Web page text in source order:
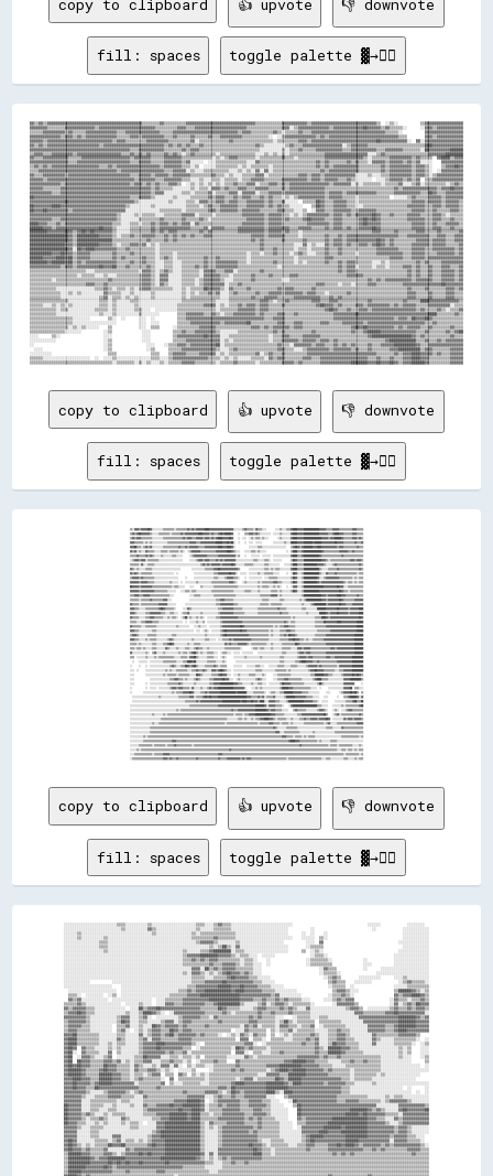
fill: spaces toggle palette ▓→✊🏽
▓▓▒▒▓▓▒▒▓▓▓▓▓▓▓▓▓▓▓▓▓▓▓▓▓▓▓▓▓▓▓▓▓▓▓▓▓▓▓▓▓▓▓▓▓▓▓▓▓▓▓▓▒▒▒▒▒▒▒▒▓▓▒▒▒▒▒▒▒▒▒▒▓▓▓▓▓▓▓▓▓▓▓▓▓▓▓▓▓▓▓▓▓▓▓▓▓▓▓▓▓▓▓▓▒▒▒▒▒▒▒▒▒▒▒▒▓▓▓▓▓▓▓▓▓▓▓▓▒▒▓▓▓▓▓▓▓▓▓▓▓▓▓▓▓▓▓▓▓▓▓▓▓▓▓▓▓▓▓▓▒▒  ░░▒▒░░          ▒▒▓▓▓▓▓▓▓▓▓▓▓▓▓▓▓▓▓▓
▓▓▓▓▓▓▓▓▒▒▒▒▒▒▒▒▓▓▓▓▓▓▓▓▓▓▓▓▓▓▒▒▓▓▓▓▓▓▓▓▓▓▓▓▓▓▓▓▓▓▓▓▓▓▓▓▓▓▒▒▒▒▒▒▒▒▒▒▓▓▓▓▒▒▒▒▓▓▓▓▓▓▓▓▓▓▓▓▓▓▓▓▓▓▓▓▓▓▓▓▒▒▒▒▒▒▒▒▒▒▒▒▒▒▒▒▓▓▓▓░░▒▒▓▓▓▓▓▓▓▓▓▓▓▓▓▓▒▒▓▓▓▓▓▓▓▓▓▓▓▓▓▓██▓▓▓▓▓▓▒▒▓▓▒▒▒▒▒▒░░      ░░▓▓▓▓▒▒▓▓▓▓▓▓▓▓▓▓▓▓
▒▒▒▒▒▒▓▓▓▓▓▓▓▓▓▓▒▒▓▓▒▒▒▒▒▒▓▓▓▓▓▓▓▓▓▓▓▓▓▓▒▒▒▒▓▓▓▓▓▓▓▓▓▓▓▓▓▓▓▓▒▒▒▒▒▒▓▓▓▓▓▓▓▓▓▓▓▓▓▓▓▓▓▓▓▓▓▓▓▓▓▓▓▓▓▓▒▒▓▓▓▓▒▒▒▒▒▒▒▒▒▒▓▓▒▒░░▒▒▒▒▒▒▓▓▒▒▒▒▓▓▓▓▓▓▓▓▓▓▓▓▓▓▓▓▓▓▓▓▓▓▓▓▓▓▓▓▓▓▓▓▓▓▒▒▒▒▒▒░░          ▓▓▓▓▓▓▓▓▓▓▓▓▓▓▓▓▓▓
▓▓▓▓▓▓▓▓▓▓▓▓▓▓▒▒▓▓▓▓▒▒▓▓▒▒▓▓▓▓▓▓▓▓▓▓▓▓▓▓▒▒▒▒▒▒▓▓▓▓▒▒▓▓▓▓▓▓▓▓▓▓▒▒▒▒▓▓▒▒▒▒▒▒▓▓▒▒▒▒▒▒▓▓▒▒▒▒▓▓▓▓▓▓▓▓▓▓▒▒▒▒▒▒▒▒▒▒▒▒░░  ░░▒▒▓▓▓▓▓▓▓▓▓▓▓▓▓▓▒▒▓▓▒▒▓▓▓▓▓▓▓▓▓▓▓▓▓▓▓▓▓▓▓▓▓▓▓▓▓▓▓▓▓▓▓▓▒▒▒▒        ▓▓▓▓▒▒▓▓▓▓▓▓▓▓▓▓▓▓
▓▓▓▓▓▓▒▒▓▓▓▓▓▓▓▓▓▓▓▓▓▓▓▓▓▓▓▓▓▓▓▓▓▓▓▓▓▓▒▒▓▓▓▓▒▒▒▒▒▒▒▒▒▒▓▓▓▓▓▓▓▓▓▓▒▒▒▒▒▒▒▒▒▒▓▓░░▒▒▒▒▒▒▒▒▒▒▒▒▒▒▓▓▒▒▒▒▒▒▒▒▒▒▒▒▒▒▒▒▒▒░░▒▒▒▒▒▒▒▒▒▒▓▓▓▓▒▒▓▓▓▓▓▓▓▓▓▓▓▓▓▓▓▓▓▓▓▓▓▓▓▓▓▓▓▓▓▓██▓▓▓▓▓▓▓▓▓▓▓▓░░  ▓▓░░▓▓▓▓▓▓▓▓▓▓▓▓▓▓▓▓▓▓
▓▓▒▒▓▓▒▒▓▓▓▓▓▓▓▓▓▓▓▓▓▓▓▓▓▓▓▓▓▓▓▓▒▒▓▓▓▓▓▓▓▓▓▓▓▓▓▓▓▓▓▓▓▓▓▓▓▓▓▓▓▓▒▒▓▓▒▒▓▓▒▒▓▓▒▒▒▒▓▓▒▒▒▒▒▒▒▒▒▒▒▒▒▒▒▒▒▒▒▒▒▒▒▒▓▓▒▒░░░░░░░░░░▒▒▓▓▒▒▒▒▓▓▓▓▓▓▓▓▓▓▓▓▓▓▓▓▓▓░░▒▒▓▓▓▓▓▓▓▓▒▒▒▒▒▒▒▒▒▒▒▒▒▒▒▒▒▒▒▒▒▒▒▒▒▒████▓▓▓▓▓▓▓▓▓▓▓▓▓▓
▓▓▓▓▓▓▓▓▓▓▓▓▓▓▓▓▓▓▓▓▓▓▓▓▓▓▓▓▓▓▓▓▓▓▓▓▓▓▓▓▓▓▓▓▓▓▒▒▒▒▓▓▓▓▓▓▓▓▓▓▓▓▒▒▒▒▒▒▒▒▓▓▒▒▓▓▓▓▒▒▒▒▒▒▒▒▒▒▒▒▒▒▒▒▒▒▒▒▒▒▒▒▒▒▒▒░░░░░░░░░░▒▒░░▒▒▒▒▓▓▒▒▒▒▒▒▓▓▓▓▓▓▓▓▓▓▓▓▒▒▒▒▓▓▓▓▓▓▓▓▓▓▓▓▒▒▒▒▓▓▓▓▓▓▓▓▒▒▒▒▒▒▒▒░░██▓▓▓▓▓▓▓▓▓▓██████
▒▒▓▓▓▓▒▒▒▒▓▓▓▓▓▓▓▓▓▓▒▒▓▓▓▓▓▓▓▓▓▓▓▓▓▓▓▓▓▓▓▓▒▒▒▒▓▓▒▒▓▓▒▒▓▓▒▒▒▒▒▒▓▓▒▒▓▓▒▒░░▒▒▓▓▒▒▒▒▒▒▒▒▒▒░░▒▒▒▒▒▒▒▒▒▒▒▒▒▒▒▒░░░░▒▒░░▒▒░░▒▒░░▒▒▒▒▒▒▒▒▒▒▒▒▒▒▒▒▓▓▓▓▓▓▓▓▓▓▓▓▓▓▓▓▓▓▓▓░░░░▒▒▓▓▒▒▒▒▒▒▒▒▒▒▒▒▒▒▒▒▒▒▒▒▓▓▓▓▓▓▓▓████████
▓▓▒▒▒▒▓▓▓▓▓▓▓▓▓▓▓▓▒▒▒▒▒▒▓▓▓▓▓▓▓▓▓▓▓▓▓▓▓▓▓▓▓▓▓▓▒▒▓▓▓▓▓▓▓▓▒▒▒▒▒▒▓▓▓▓▓▓▓▓▒▒▒▒▒▒▒▒▒▒▒▒▒▒░░▒▒░░▒▒▓▓▓▓▒▒▒▒▒▒▒▒░░▒▒▒▒▒▒▒▒▒▒▓▓▒▒▒▒░░▒▒▒▒▒▒▒▒▒▒▒▒▓▓▓▓▓▓▓▓▓▓▓▓▓▓▓▓▓▓▒▒░░▒▒▒▒▒▒▒▒▓▓▓▓▓▓▓▓▓▓▒▒▓▓▒▒▒▒▒▒  ▓▓████▒▒▓▓▓▓
▓▓▓▓▓▓▓▓▓▓▓▓▓▓▓▓▓▓▒▒▒▒▓▓▓▓▓▓▓▓▓▓▓▓▓▓▓▓▓▓▓▓▓▓▓▓▒▒▒▒▓▓▓▓▓▓▒▒▒▒▒▒▓▓▓▓▓▓▓▓▒▒▓▓░░░░░░  ░░░░▒▒▒▒▒▒▒▒▒▒▒▒▒▒░░░░▓▓▒▒▒▒▒▒▒▒▒▒▒▒▒▒▒▒▒▒▒▒▒▒▒▒▒▒▓▓▒▒▓▓▒▒▒▒▒▒▒▒▓▓▒▒▓▓▒▒▒▒░░▓▓▓▓▓▓▒▒▓▓▓▓▓▓▒▒▓▓▒▒▓▓░░░░░░    ▓▓▓▓▓▓▓▓▓▓
▒▒▓▓▒▒▓▓▒▒▓▓▓▓▓▓▓▓▓▓▓▓▓▓▓▓▓▓▓▓▓▓▒▒▒▒▓▓▒▒▓▓▓▓▓▓▓▓▓▓▓▓▓▓▓▓▓▓▓▓▒▒▓▓▓▓▓▓▓▓▒▒▒▒░░▒▒  ░░░░░░▒▒▒▒▒▒▒▒▒▒░░▒▒░░▒▒▒▒▒▒▒▒░░▒▒▒▒▒▒▒▒▒▒▒▒▒▒▒▒▒▒▒▒▓▓▒▒▓▓▒▒▓▓▓▓▓▓▓▓▓▓▓▓▒▒▒▒▒▒▒▒▒▒▓▓▒▒▓▓▓▓▓▓▓▓▓▓▒▒▓▓▓▓▒▒░░    ▒▒▓▓▓▓██▓▓
▒▒▒▒▓▓▓▓▓▓▓▓▓▓▓▓▓▓▓▓▓▓▓▓▓▓▓▓▓▓▓▓▓▓▓▓▓▓▓▓▒▒▓▓▓▓▓▓▓▓▓▓▓▓▓▓▓▓▓▓▓▓▒▒▒▒▓▓▓▓▓▓░░▒▒░░░░▒▒▒▒▒▒▒▒▒▒▒▒░░░░▒▒░░▒▒░░▓▓░░▓▓░░▒▒▒▒▒▒▒▒▒▒▒▒▒▒▒▒▒▒▒▒▒▒▓▓▒▒▓▓▓▓▓▓▓▓▓▓▓▓▓▓▒▒▒▒▒▒▒▒▒▒▓▓▒▒▓▓▓▓▓▓▓▓▓▓▒▒▓▓▓▓▒▒░░  ░░▓▓▓▓▓▓▓▓▓▓
▓▓▒▒▒▒▓▓▓▓▓▓▓▓▓▓▒▒▓▓▓▓▓▓▓▓▓▓▓▓▓▓▓▓▓▓▓▓▓▓▓▓▓▓▓▓▒▒▒▒▓▓▓▓▓▓▒▒▓▓▓▓▓▓▒▒▓▓▓▓▓▓▓▓▒▒▒▒▒▒▒▒▒▒▓▓▒▒▒▒░░▒▒░░░░▒▒▒▒▒▒▓▓▓▓░░▒▒▒▒▒▒▒▒▒▒▒▒▒▒▓▓▓▓▒▒▓▓▓▓▒▒▓▓▓▓▓▓▓▓▓▓▓▓▓▓░░░░░░▒▒░░░░▒▒▒▒▓▓▓▓▓▓▓▓▓▓▒▒▓▓▓▓▒▒░░▒▒▓▓▓▓▓▓▓▓▓▓▓▓
▓▓▓▓▓▓▒▒▓▓▓▓▓▓▓▓▓▓▓▓▓▓▓▓▓▓▓▓▓▓▓▓▓▓▓▓▓▓▓▓▓▓▓▓▓▓▓▓▒▒▓▓▓▓▓▓▓▓▒▒▒▒▓▓▓▓▓▓▓▓▒▒▒▒░░░░▒▒░░░░▒▒▒▒░░▒▒▒▒▒▒░░▒▒▒▒▓▓▓▓▓▓▒▒▒▒▒▒▒▒▓▓▓▓▓▓▓▓▓▓▓▓▒▒▓▓▓▓▒▒▓▓▓▓▓▓▒▒▒▒▓▓▒▒░░░░░░░░  ░░░░▒▒▓▓▓▓▓▓▒▒▓▓▒▒▓▓  ▒▒▒▒▓▓▓▓▓▓▓▓▓▓▓▓▓▓
▓▓▓▓▓▓▓▓▓▓▓▓▓▓▒▒▓▓▓▓▓▓▓▓▓▓▓▓▓▓▓▓▓▓▓▓▓▓▓▓▓▓▓▓▓▓▒▒▓▓▓▓▒▒▓▓▒▒▓▓▒▒▒▒▓▓▓▓▒▒  ░░▒▒░░▒▒░░▒▒░░▒▒░░▒▒▒▒▓▓▒▒▒▒▓▓▓▓░░▒▒▒▒▓▓▓▓▒▒▓▓▒▒▓▓▓▓▓▓▓▓▓▓▓▓▓▓▓▓▓▓▒▒▓▓▓▓▓▓▓▓░░▒▒░░▒▒▒▒▒▒▒▒░░▒▒▒▒▒▒▓▓░░░░▒▒▓▓░░▒▒▒▒▒▒▒▒▒▒░░▒▒▓▓▒▒
▓▓▓▓▓▓▒▒▒▒▒▒▒▒▓▓▓▓▓▓▓▓▓▓▓▓▓▓▓▓▓▓▓▓▓▓▓▓▓▓▓▓▓▓▓▓▓▓▓▓▓▓▓▓▓▓▒▒▓▓▒▒▒▒▒▒░░░░░░░░▒▒░░▒▒▒▒░░▓▓▓▓▒▒▓▓▒▒▒▒▓▓▓▓▒▒▒▒▓▓▓▓▓▓▒▒▒▒▒▒▓▓▒▒▓▓▓▓▓▓▓▓▓▓▓▓▓▓▓▓▒▒▒▒▒▒▒▒▒▒▒▒▒▒▒▒▒▒▒▒▒▒▒▒▒▒▒▒▒▒▒▒▓▓▒▒▓▓▓▓▓▓▓▓▓▓▓▓▓▓▓▓▒▒▓▓▓▓██▓▓▓▓
▓▓▓▓▓▓▓▓▓▓▒▒▒▒▓▓▓▓▓▓▓▓▓▓▓▓▓▓▓▓▓▓▓▓▓▓▓▓▓▓▓▓▓▓▓▓▓▓▓▓▓▓▓▓▓▓▒▒▓▓▓▓░░░░░░░░▒▒▒▒░░▒▒▒▒▒▒▓▓░░▒▒▒▒▒▒▓▓▓▓░░▓▓▓▓▓▓░░▒▒▒▒▓▓▓▓▓▓▒▒▓▓▓▓▓▓▓▓▓▓▓▓▓▓▓▓▓▓▒▒▓▓▓▓▓▓▒▒▓▓▓▓▓▓▓▓▓▓▓▓▓▓▒▒▒▒▒▒▒▒▓▓▓▓▓▓▓▓▓▓▓▓▒▒▒▒██▓▓▒▒▒▒▓▓▓▓▓▓▓▓
██▓▓▓▓▓▓▓▓▓▓▓▓▓▓▓▓▓▓▓▓▓▓▓▓▓▓▓▓▓▓▓▓▓▓▓▓▓▓▓▓▓▓▓▓▒▒▒▒▓▓▓▓▓▓▒▒░░░░░░░░▒▒░░░░░░▒▒▒▒▒▒▒▒▓▓▒▒▓▓▓▓▒▒▒▒▓▓▒▒▓▓▓▓▒▒▒▒▓▓▒▒▓▓▒▒▒▒░░▒▒░░▒▒▓▓▓▓▓▓▓▓▓▓▓▓▒▒▓▓▓▓▓▓▒▒▒▒▒▒░░▒▒▒▒▒▒▒▒▒▒▒▒▒▒  ░░░░░░▒▒▓▓▒▒▒▒▒▒▓▓▓▓▓▓▒▒▓▓▓▓▓▓▓▓
▓▓▓▓▓▓▓▓▓▓▓▓▓▓▓▓██▓▓▓▓▓▓▓▓▓▓▓▓▓▓▓▓▓▓▓▓▓▓▓▓▓▓▓▓▓▓▒▒░░░░░░░░░░░░░░▒▒░░░░░░▒▒▒▒░░▓▓▓▓▒▒▒▒▓▓▓▓▒▒▓▓▓▓▒▒▒▒▓▓▓▓▓▓▓▓▒▒▓▓▒▒▒▒▓▓░░░░░░  ▒▒▒▒▒▒██▓▓▒▒▒▒▓▓▓▓▓▓▒▒▒▒░░▒▒▒▒▒▒▒▒▒▒▒▒▒▒▒▒▒▒▒▒▒▒▒▒▓▓▓▓▓▓▒▒▓▓▓▓▓▓▒▒▓▓▓▓▓▓▒▒
██▓▓▓▓▓▓▓▓████▓▓▓▓▓▓▓▓▓▓▓▓▓▓▓▓▓▓▓▓▓▓▓▓▓▓▓▓▓▓▒▒░░░░░░░░░░▒▒░░░░░░░░░░░░░░▒▒▒▒▒▒░░▒▒▓▓▒▒▒▒▓▓▓▓▓▓▓▓▒▒▒▒▓▓▓▓▓▓▓▓▒▒▓▓▒▒▓▓▒▒▒▒░░░░░░    ▒▒██▓▓▒▒▒▒▓▓▓▓▓▓▒▒▒▒░░░░▒▒▒▒▒▒▒▒▒▒▒▒▒▒▒▒▒▒▒▒▓▓▓▓▓▓▓▓▒▒▒▒▓▓▓▓▒▒▓▓▓▓▓▓▒▒
██▓▓▓▓██▓▓▓▓▓▓▓▓▓▓▒▒▓▓▓▓▓▓▓▓▓▓▓▓▓▓▓▓▓▓▓▓▓▓▓▓░░░░░░░░░░░░░░░░▒▒▒▒▒▒▒▒▒▒░░▒▒▒▒▒▒▒▒▒▒▓▓▓▓▒▒▓▓▓▓▓▓▓▓▒▒▓▓▓▓▓▓▓▓▒▒▒▒▒▒▒▒▓▓▓▓▒▒▒▒░░░░▒▒  ░░▓▓▓▓▒▒▒▒▓▓▓▓▓▓▓▓▒▒▒▒▓▓▓▓▓▓▓▓▒▒▒▒▒▒▒▒▒▒▒▒▒▒▒▒▓▓▓▓▓▓▒▒▒▒▓▓▒▒▒▒▒▒▓▓▓▓▒▒
▓▓▓▓▓▓▓▓▓▓▓▓▓▓▓▓▓▓▓▓▓▓▓▓▓▓▓▓▓▓▓▓▓▓▓▓▓▓▓▓▒▒░░░░░░▒▒░░▒▒▒▒▒▒░░░░▒▒▒▒▒▒▒▒▓▓▓▓▓▓░░▒▒▒▒▒▒░░▒▒▒▒▒▒▒▒▒▒▒▒▓▓▓▓▓▓▓▓▓▓▒▒▓▓▓▓▓▓▒▒▒▒░░▒▒░░▒▒▓▓▓▓▓▓▓▓▓▓▒▒▓▓▓▓▒▒▓▓▒▒▓▓▓▓▓▓▓▓██▓▓▒▒▒▒▓▓▒▒▒▒▒▒▓▓▓▓▓▓▒▒▒▒▒▒▓▓▓▓▒▒░░▒▒▒▒▒▒
▓▓▓▓▓▓▓▓▓▓▒▒▒▒▓▓▓▓▓▓▓▓▓▓▓▓▓▓▓▓▓▓▓▓▓▓▓▓▓▓▒▒░░░░░░░░▒▒▒▒▒▒▒▒▒▒▓▓▒▒▒▒▒▒▒▒▓▓▒▒▒▒▒▒▓▓▒▒░░▒▒▒▒▒▒▒▒▒▒▒▒▒▒▒▒▓▓▓▓▓▓▓▓▒▒▓▓▓▓▓▓▒▒▓▓▒▒▒▒▒▒▓▓██▓▓▓▓▓▓▒▒▒▒▓▓▓▓▒▒▒▒▒▒▒▒▓▓██▓▓██▓▓▒▒▒▒▒▒▒▒▒▒▒▒▓▓▓▓▓▓▓▓▒▒▒▒▓▓▓▓▒▒▒▒▓▓▒▒▒▒
████▓▓▓▓▒▒▒▒▓▓▒▒▓▓▓▓▓▓▓▓▓▓▓▓▓▓▓▓▓▓▓▓▓▓▒▒▒▒░░░░▒▒▒▒░░▒▒▒▒▓▓▒▒▓▓▓▓▒▒▓▓▒▒▓▓▓▓░░▓▓▒▒▒▒▒▒▒▒▒▒▒▒▒▒▒▒▒▒▒▒▓▓▓▓▓▓▓▓▓▓▒▒▓▓▓▓▓▓▒▒▒▒▒▒▒▒▒▒▒▒▓▓▓▓▓▓▓▓▓▓▒▒▓▓▓▓▒▒▒▒▒▒▒▒▓▓██▓▓▓▓▓▓▒▒▒▒▒▒▒▒▒▒▒▒▒▒▓▓▓▓▓▓▒▒▒▒▓▓▒▒▒▒▓▓▓▓▓▓▒▒
██████▓▓▓▓▒▒▓▓▓▓▓▓▓▓▓▓▓▓▓▓▓▓▓▓▓▓██▓▓▓▓▒▒░░░░░░▒▒▒▒▒▒▒▒▒▒▓▓▒▒▓▓▓▓▓▓▓▓▓▓▓▓▓▓▒▒▒▒▒▒▓▓░░▓▓▓▓▓▓▒▒▒▒▒▒▓▓▓▓▓▓▓▓▓▓▓▓▒▒▓▓▓▓▓▓▓▓▓▓▒▒▒▒▓▓▓▓▓▓▒▒▒▒▒▒▓▓▒▒▓▓▓▓▒▒▓▓▒▒▒▒▓▓▓▓▓▓██▓▓▒▒▒▒▒▒▒▒▒▒▒▒▒▒▓▓▓▓▓▓▒▒▒▒▓▓▓▓▒▒▒▒▓▓▒▒▒▒
████████▓▓▓▓▓▓▓▓██▓▓▒▒▓▓██▓▓██▓▓▓▓▓▓▓▓▒▒░░░░░░▒▒▒▒▒▒▒▒▒▒▓▓▒▒▓▓▒▒▓▓▓▓▒▒▒▒▒▒▒▒▒▒▓▓▒▒▓▓▒▒▒▒▒▒▒▒▒▒▒▒▓▓▓▓▓▓▓▓▓▓▓▓▒▒▓▓▓▓▓▓▒▒▓▓▒▒▒▒░░▒▒▒▒▒▒▒▒▒▒▒▒▒▒▒▒▒▒▒▒▒▒▒▒▒▒▒▒▒▒▒▒▓▓▓▓▒▒▒▒▒▒▓▓▒▒▒▒▒▒▒▒▓▓▓▓▒▒▒▒▒▒▓▓▒▒▒▒▒▒▒▒▓▓
██████████████████▓▓▒▒██████████▓▓▓▓▓▓▒▒░░▒▒▒▒▓▓▒▒▒▒▓▓▓▓▓▓▒▒▒▒▓▓▒▒▓▓▒▒▓▓▒▒▓▓▒▒▒▒▓▓▓▓▒▒▒▒▒▒▒▒▒▒▒▒▒▒▒▒▒▒▓▓▓▓▓▓▒▒▓▓▓▓▓▓▓▓▒▒▒▒▒▒░░▒▒▒▒▒▒▒▒▒▒▓▓▒▒▒▒▓▓▒▒▓▓▓▓▓▓▓▓▓▓▓▓▓▓▓▓▓▓▓▓▓▓▓▓▒▒▒▒▓▓▓▓▓▓▓▓▓▓▒▒▒▒▓▓▓▓▒▒▒▒▓▓▓▓
██████████████████▓▓▒▒████████████████▒▒▒▒▒▒▒▒▒▒▒▒▒▒▒▒▓▓▒▒▒▒▒▒▓▓▒▒▓▓▒▒▒▒▒▒▒▒▒▒▒▒▒▒▒▒▒▒▒▒▒▒▒▒▒▒▒▒▒▒▒▒▒▒▓▓▒▒▓▓▒▒▒▒▒▒▒▒▓▓▒▒▒▒▒▒▒▒▓▓▒▒▒▒▒▒▒▒▓▓▒▒▓▓▓▓▒▒▓▓▓▓▓▓▓▓▓▓▓▓▓▓██▓▓▒▒▓▓▒▒▒▒▒▒▒▒▒▒▓▓▓▓▓▓▒▒▓▓▓▓▓▓▒▒▒▒▓▓▓▓
████████████████▓▓▓▓▒▒██████████▓▓▓▓▓▓▒▒░░▒▒▒▒▓▓▓▓▒▒▓▓░░▒▒░░▒▒▒▒▒▒▒▒▒▒▒▒▒▒▒▒▒▒▒▒▒▒▒▒▒▒▒▒▒▒▒▒▒▒▒▒▒▒▒▒▒▒▒▒▒▒▓▓▒▒▒▒▒▒▒▒▒▒▒▒▒▒░░░░▓▓░░▒▒░░░░▓▓▒▒▓▓▓▓▒▒▓▓▒▒▒▒▓▓▓▓▒▒▓▓██▓▓▒▒▓▓▒▒▒▒▒▒▒▒▓▓▓▓▓▓▓▓▒▒▓▓▓▓▓▓▒▒▒▒▒▒▓▓
██████████████████▓▓░░██▓▓████▓▓▓▓▓▓▓▓▓▓▒▒▒▒▓▓▒▒▒▒▒▒▒▒▒▒▒▒░░▒▒▒▒▒▒▒▒▒▒▒▒▒▒▒▒▒▒▒▒▒▒▒▒▒▒▒▒▒▒▒▒▒▒▒▒▒▒▒▒▒▒▒▒▒▒▓▓▒▒▒▒▓▓▒▒▒▒▒▒▒▒░░▒▒▒▒░░▒▒▒▒▒▒▓▓▒▒▒▒▓▓▒▒▒▒▒▒▒▒▒▒▒▒▒▒▒▒▓▓▓▓▓▓▓▓▓▓▒▒▒▒▒▒▓▓▓▓▓▓▒▒▒▒▓▓▓▓▓▓▓▓▓▓▒▒▓▓
██████████▓▓▓▓██▓▓▓▓▒▒▓▓▓▓▓▓▒▒▒▒▒▒▒▒▒▒▓▓▒▒▒▒▒▒▓▓▒▒▒▒▒▒▒▒▒▒░░▒▒▒▒▒▒░░▒▒▒▒▒▒▒▒▒▒▒▒▒▒▒▒▒▒▒▒▒▒▒▒▒▒▒▒▒▒▒▒░░▒▒▒▒░░▒▒▒▒▓▓▒▒▒▒▒▒░░▒▒▓▓▒▒░░░░▒▒▒▒▓▓▒▒▒▒▓▓▒▒▒▒▒▒░░▒▒▒▒▒▒▒▒▓▓▓▓▓▓▓▓▓▓▓▓▒▒▒▒▓▓▓▓▓▓▒▒▒▒▒▒▓▓▓▓▓▓▓▓▒▒▓▓
██████▓▓▓▓▓▓████▓▓██▒▒▓▓▓▓▓▓▒▒▒▒▒▒▒▒▒▒▓▓▒▒▓▓▒▒▒▒▒▒▒▒▓▓▒▒▒▒░░▒▒▓▓▒▒░░▒▒▒▒▒▒▒▒▒▒▒▒▓▓▒▒▒▒▓▓▒▒▒▒▒▒▒▒▒▒▒▒░░▒▒▒▒▒▒▒▒▒▒▒▒▒▒▒▒▒▒▒▒░░▒▒▒▒▒▒▒▒▒▒▒▒▓▓▓▓▒▒▒▒▒▒▒▒▒▒▒▒▒▒▒▒▒▒▒▒▒▒▒▒▒▒▓▓▓▓▓▓▒▒▒▒▓▓▓▓▓▓▒▒▓▓▓▓▓▓▓▓▓▓▓▓▓▓▓▓
████████▓▓██████▓▓██▒▒▓▓▒▒▓▓▓▓▓▓▓▓▓▓▓▓▓▓▒▒▒▒▒▒▓▓▒▒▒▒▓▓▒▒▒▒░░░░▒▒▒▒░░░░▒▒▒▒▒▒▒▒▒▒▓▓▒▒▒▒▓▓▓▓▓▓▓▓▓▓▒▒▒▒░░▒▒▒▒▒▒▒▒▒▒▓▓▒▒▒▒▒▒▒▒░░▒▒░░▒▒▒▒▒▒▒▒▓▓▒▒▒▒▓▓▒▒▓▓▓▓▒▒▒▒▒▒▒▒░░░░▒▒░░▒▒▒▒▒▒▒▒▒▒▒▒▓▓▒▒▓▓▒▒▒▒▒▒▓▓▓▓▓▓▓▓▓▓
▓▓▓▓▓▓▓▓▓▓▓▓▓▓▒▒▓▓▓▓▒▒▓▓▓▓▓▓▓▓▓▓██▓▓▓▓██▒▒▒▒▓▓▒▒▒▒▒▒▒▒▓▓▒▒░░░░▒▒▒▒░░░░▒▒▒▒▒▒▓▓▒▒▓▓▒▒▒▒▓▓▓▓▓▓▓▓▓▓▒▒▒▒▒▒▒▒▒▒▒▒▒▒▒▒▒▒░░▒▒▒▒▒▒▒▒▒▒▒▒▒▒▒▒▒▒▒▒▒▒▒▒▒▒▓▓▒▒▓▓▓▓░░▒▒▒▒▒▒░░▒▒▒▒░░▒▒▒▒▒▒▓▓▓▓▒▒▓▓▒▒▒▒▓▓▒▒▒▒▓▓▓▓▒▒▒▒▓▓
▒▒▒▒▒▒▒▒▒▒▒▒▒▒▒▒▒▒▒▒▒▒▒▒▒▒░░░░▒▒▒▒▒▒▒▒▒▒▒▒▒▒▒▒▒▒▒▒░░▓▓▓▓▒▒░░▒▒▓▓▒▒░░░░▒▒▒▒▒▒▒▒░░▓▓▓▓▓▓▒▒▒▒▓▓▓▓░░▒▒▒▒▒▒▒▒▒▒▓▓▒▒▒▒▒▒▒▒▒▒▒▒▒▒▒▒▒▒▒▒▒▒▒▒▒▒▒▒▒▒▒▒▒▒▓▓▒▒▓▓▓▓▒▒▒▒▒▒▒▒▒▒▒▒▒▒▒▒▒▒▒▒▒▒▒▒▓▓▒▒▓▓▒▒▒▒▓▓▒▒▒▒▓▓▓▓▓▓▒▒▓▓
▒▒▒▒▒▒▒▒▒▒▒▒▒▒▒▒▒▒▒▒▒▒░░▒▒▒▒▒▒░░░░▒▒░░░░▒▒▒▒▒▒▒▒▒▒▒▒▓▓▓▓▒▒░░▓▓▓▓░░░░░░▒▒▒▒▒▒▒▒░░▓▓▓▓▓▓▓▓▒▒▒▒░░▒▒▒▒▒▒▒▒▓▓▒▒▒▒▒▒▓▓▒▒▒▒▒▒▒▒▓▓▓▓▒▒▒▒▒▒▒▒▒▒▒▒▒▒▒▒▒▒▒▒▒▒▓▓▓▓▓▓▓▓▒▒▒▒▒▒▒▒▒▒▒▒▒▒▒▒▒▒▒▒▓▓▒▒▓▓▒▒▒▒▓▓▒▒▒▒▓▓▓▓▓▓▒▒▓▓
▒▒▒▒▒▒▒▒▒▒░░▒▒▒▒▒▒▒▒▒▒▒▒▒▒▒▒▒▒▒▒▒▒▒▒▓▓▒▒▒▒▒▒▒▒▒▒▒▒▒▒▓▓▓▓▒▒░░▓▓▓▓░░░░░░▒▒▒▒▒▒░░▒▒▓▓▓▓▓▓▓▓▒▒░░░░▒▒▒▒▒▒▒▒▓▓▒▒▒▒▒▒▒▒▒▒▒▒░░░░▒▒▒▒▒▒▒▒▒▒▒▒▒▒▒▒▒▒▒▒▒▒▒▒▒▒▒▒▒▒▒▒▒▒▒▒▓▓▒▒▓▓▒▒▓▓▓▓▓▓▓▓▓▓▓▓▒▒▓▓▓▓▓▓▓▓▒▒▒▒▓▓▓▓▓▓▒▒▓▓
▒▒▒▒▒▒▒▒▒▒▒▒▒▒▒▒▒▒▒▒▒▒▒▒▒▒▓▓▓▓▒▒▒▒▓▓▒▒▒▒▒▒▒▒▒▒▒▒▒▒▒▒▓▓▓▓▒▒░░▓▓▒▒░░░░░░▒▒▒▒▒▒░░▒▒▓▓▓▓▓▓▓▓▓▓░░▒▒▒▒▓▓▒▒▒▒▒▒▒▒▒▒▒▒▒▒▒▒▒▒▒▒▒▒▒▒▒▒▒▒▒▒▒▒▒▒▓▓▓▓▒▒▒▒▒▒░░▒▒▒▒░░▒▒▒▒▒▒▓▓▓▓▒▒▒▒▒▒▒▒▒▒▒▒▓▓▓▓▓▓▓▓▓▓▓▓▓▓▓▓▓▓██▓▓▓▓▓▓▓▓
▒▒▒▒▒▒▒▒▒▒▒▒░░░░░░░░░░░░░░░░░░▒▒▒▒▓▓▒▒░░▒▒▒▒░░▒▒░░▒▒▓▓▓▓▒▒▒▒▒▒▒▒▒▒░░░░▒▒░░▒▒▒▒▒▒██▓▓▓▓▓▓▒▒░░▓▓▒▒▒▒▒▒▓▓▒▒▒▒▒▒▒▒▒▒▒▒▓▓▒▒▓▓▓▓▒▒▒▒▒▒▒▒▓▓▒▒▒▒▒▒▒▒▒▒▒▒▒▒▒▒▒▒▒▒▒▒▒▒▒▒▒▒▒▒▒▒▒▒▒▒▒▒▒▒▒▒▓▓▒▒▒▒▒▒▓▓▒▒▒▒▒▒▒▒▓▓▓▓▒▒▓▓
▒▒▒▒▒▒▒▒▒▒▒▒▒▒░░░░▒▒░░▒▒░░░░░░░░░░▓▓▒▒▒▒▒▒░░░░▒▒░░░░░░░░▒▒░░░░░░░░░░░░▒▒░░▒▒░░▒▒▒▒▓▓▒▒▓▓░░░░▒▒▓▓▒▒▒▒▒▒▒▒▓▓▒▒▒▒▓▓▓▓▓▓▒▒▓▓▓▓▓▓▓▓▒▒▓▓▓▓▒▒▒▒░░▒▒▒▒▒▒▒▒▓▓▒▒▒▒▒▒▒▒▒▒▒▒▒▒▒▒▒▒▒▒▒▒▒▒▒▒▓▓▓▓▒▒▒▒▒▒▓▓▒▒▒▒▒▒▓▓▓▓▒▒▒▒
▒▒▒▒▒▒▒▒▒▒▒▒▒▒░░░░░░░░░░░░░░░░░░▒▒▓▓░░▒▒▒▒░░▒▒░░▒▒░░░░░░▒▒░░░░░░░░░░░░▒▒░░▒▒▒▒▒▒▒▒▒▒▒▒▒▒░░░░▒▒▒▒▒▒▒▒▒▒▓▓▒▒▒▒▓▓▓▓▓▓▒▒▒▒▒▒▒▒▓▓▓▓▓▓▓▓▓▓▓▓▒▒▒▒▓▓▒▒▓▓▒▒▒▒▒▒▒▒▒▒▒▒▒▒▒▒▒▒▒▒▒▒▒▒▒▒▒▒▒▒▓▓▓▓▒▒▒▒▒▒▓▓▒▒▒▒▒▒▓▓▓▓▒▒▒▒
▒▒▒▒▒▒▒▒▒▒▒▒▒▒▒▒▒▒░░░░░░░░░░░░░░▒▒▒▒░░▒▒░░░░░░▒▒▒▒░░░░░░░░░░░░░░░░░░░░▒▒▒▒▒▒▒▒▒▒▒▒▒▒▒▒░░░░░░▒▒▒▒▒▒▒▒▒▒▒▒▒▒▓▓▓▓▒▒░░▒▒▒▒▓▓▒▒▒▒▒▒▒▒▒▒▓▓▓▓▒▒▒▒▓▓▓▓▒▒▒▒▒▒▒▒▒▒▒▒▒▒▓▓▒▒▒▒▒▒▒▒▒▒▒▒▒▒▓▓▒▒▒▒▒▒████▓▓▓▓▓▓▓▓▓▓▓▓▓▓▒▒
▒▒▒▒▒▒░░░░▒▒░░▒▒░░▒▒░░░░░░░░░░░░▒▒▒▒░░▒▒░░░░░░░░▒▒░░░░░░░░░░░░░░░░░░▒▒▒▒▒▒▒▒▒▒▒▒▓▓▓▓▓▓░░▒▒░░▒▒▒▒▓▓▒▒▓▓▓▓▒▒▓▓▓▓▒▒▒▒▒▒▓▓▒▒▒▒▒▒▒▒▒▒▒▒▒▒▓▓██▓▓▓▓▒▒▓▓▒▒▒▒▒▒▓▓▓▓▒▒▓▓▓▓▓▓▓▓▓▓▒▒▓▓▒▒▓▓▓▓▓▓▒▒▒▒▒▒▓▓▓▓▓▓▓▓▓▓░░▒▒▒▒
▒▒▒▒▒▒▒▒▒▒▒▒░░▒▒▒▒░░░░░░░░░░░░▒▒▒▒▒▒░░▒▒░░░░░░░░▒▒▒▒░░░░  ░░░░░░░░░░▒▒▒▒▒▒▒▒▒▒▒▒▒▒▒▒▒▒░░▒▒▒▒▒▒▒▒▓▓▓▓▓▓▓▓▒▒▓▓▓▓▒▒▒▒▒▒▒▒▒▒▒▒▒▒▒▒▒▒▒▒▒▒▒▒▒▒▓▓██▓▓▒▒▒▒▓▓▒▒▒▒▓▓▓▓▒▒▓▓▓▓▓▓▓▓▓▓▓▓▓▓▓▓▓▓▓▓▒▒▓▓▒▒▒▒▒▒▓▓▒▒░░▒▒▒▒▓▓
▒▒▒▒▒▒▒▒▒▒▒▒░░░░░░░░░░░░░░░░░░░░▒▒░░░░▒▒░░░░░░░░░░▒▒░░░░░░░░        ▒▒▒▒▓▓▓▓▓▓▓▓▒▒▒▒▓▓▒▒░░▒▒▒▒▓▓▓▓▓▓▓▓▓▓▒▒▓▓▒▒▒▒▒▒▓▓▓▓▒▒▒▒▓▓▒▒▒▒▒▒▒▒▒▒▒▒▒▒▒▒▓▓▓▓▓▓▓▓▓▓██▓▓▓▓▓▓▓▓▓▓▓▓▓▓▓▓▓▓▓▓▓▓▓▓▓▓▓▓▓▓▓▓████▒▒▒▒▒▒▒▒▓▓▒▒
▒▒▒▒▒▒▒▒▒▒▒▒▒▒▒▒▒▒▒▒░░░░░░░░        ▒▒░░  ░░      ░░░░  ░░          ▒▒▒▒▓▓▓▓▓▓▓▓▓▓▓▓▓▓▓▓▓▓▓▓▓▓▓▓▓▓▓▓▓▓▓▓▓▓▓▓▒▒▒▒▓▓▓▓▓▓▒▒▒▒▒▒▒▒▒▒▒▒▒▒▒▒▒▒▒▒▒▒▓▓▓▓▓▓▓▓▓▓▓▓▓▓▓▓▓▓▓▓▓▓▓▓▓▓▓▓▒▒▓▓▓▓▒▒██▓▓▓▓██▓▓▒▒▒▒▒▒▒▒▒▒▒▒▒▒
▒▒▒▒▒▒▒▒▒▒▒▒▒▒▒▒▒▒▒▒░░░░░░░░░░░░░░░░░░░░          ░░░░  ░░░░        ▒▒▒▒▒▒▓▓▓▓▓▓▓▓▓▓▓▓▓▓▒▒▓▓▓▓▓▓▓▓▓▓██▒▒▒▒▒▒▒▒▒▒▒▒▓▓▓▓▒▒▒▒▓▓▓▓▒▒▒▒▒▒▒▒▓▓▓▓▒▒▒▒▒▒▓▓▓▓▓▓▓▓▓▓▒▒▓▓▓▓▓▓▓▓▓▓▓▓▓▓▓▓▓▓▓▓▓▓▓▓▓▓▒▒▒▒▓▓▒▒▒▒▒▒▒▒▒▒▒▒
▒▒▒▒▒▒▒▒▒▒▒▒▒▒▒▒▒▒░░▒▒░░▒▒░░░░░░    ▒▒            ░░░░  ▒▒▒▒      ░░▒▒▒▒▒▒▒▒▒▒▓▓▓▓▓▓▓▓▒▒▒▒▒▒▒▒▒▒▒▒▒▒▒▒▓▓▓▓▒▒▓▓▒▒▓▓▓▓▓▓▓▓▒▒▓▓▓▓▒▒▒▒▒▒▒▒▒▒▒▒▒▒▒▒▒▒▒▒▒▒▓▓██▓▓██▓▓▓▓▓▓▓▓▓▓▓▓▒▒▓▓▒▒▓▓▓▓▓▓▒▒▒▒▓▓▒▒▒▒▒▒▒▒▓▓▒▒▒▒
▒▒▒▒▒▒▒▒▒▒▒▒▒▒▒▒░░░░░░░░          ░░▒▒              ░░░░          ▒▒▒▒▓▓▒▒▒▒▓▓▓▓▓▓▓▓▓▓▒▒░░░░░░░░▒▒▒▒▒▒▒▒▒▒▒▒▒▒▒▒▓▓▒▒▓▓▒▒▒▒▒▒▒▒▒▒▒▒▓▓▒▒▒▒▒▒▒▒▒▒▒▒▒▒▒▒▓▓▒▒▒▒▓▓██████▓▓▓▓▓▓▓▓▓▓▓▓▓▓▓▓▒▒▒▒▓▓▒▒▒▒▒▒▒▒▓▓▒▒▓▓██
░░░░      ▒▒░░                    ░░░░              ░░░░          ▒▒▓▓▓▓▓▓▓▓▓▓▓▓██▓▓▓▓▓▓░░░░▒▒▒▒▒▒▒▒▒▒▒▒▒▒▒▒▒▒░░▒▒▒▒▓▓▓▓▒▒▒▒▒▒▓▓▓▓▓▓▓▓▒▒▒▒▒▒▒▒▒▒▒▒▒▒▒▒▒
copy to clipboard 👍 upvote 👎 downvote
fill: spaces toggle palette ▓→✊🏽
▒▒░░▓▓▓▓▒▒▓▓▓▓▓▓██▓▓░░░░░░░░░░▒▒▒▒▒▒▒▒▒▒░░▒▒▒▒▒▒▒▒▒▒▓▓▒▒▓▓▒▒▓▓▓▓▓▓▓▓████▓▓▓▓▓▓▓▓▓▓▓▓▓▓▓▓▓▓▓▓▓▓░░░░░░░░▒▒▓▓▒▒▒▒▒▒░░▓▓▒▒▒▒░░░░        ░░░░▒▒░░░░▒▒▒▒▓▓████▓▓▓▓▓▓██████████████▓▓▓▓▓▓▒▒▒▒▒▒▓▓▓▓▓▓▒▒▒▒▒▒▒▒▒▒▒▒▓▓▓▓▒▒▒▒▒▒
▒▒▓▓▒▒▓▓██▓▓▓▓▓▓▓▓▒▒░░░░░░▒▒▒▒▒▒▒▒▒▒░░▒▒▒▒▒▒▒▒▓▓▒▒▓▓▓▓▓▓▓▓▓▓▓▓████▓▓▓▓▓▓▒▒▓▓▒▒▒▒▓▓██▓▓██████▓▓    ░░    ▒▒▒▒▓▓▓▓▒▒▓▓▒▒░░░░░░░░░░  ░░░░░░▒▒░░░░░░░░▓▓████▓▓▓▓▓▓██████████████▓▓▓▓▓▓▓▓▒▒▒▒▓▓████▓▓▓▓▒▒▒▒▒▒▒▒▓▓▓▓▒▒▒▒▒▒
▒▒▓▓▒▒▓▓▓▓▒▒▒▒▒▒▒▒▒▒░░░░░░░░░░▒▒▒▒▒▒▒▒▒▒▒▒▒▒▒▒▒▒▓▓▒▒▓▓▓▓▒▒▒▒▓▓▓▓▓▓▒▒▓▓▓▓▒▒▓▓▒▒▓▓████▓▓▓▓▓▓██▓▓    ░░  ░░░░  ░░▒▒░░▒▒▒▒░░▒▒░░░░        ░░▒▒░░░░░░░░▓▓████▓▓▓▓▓▓████████████████▓▓▓▓▓▓▒▒▓▓▓▓██████▓▓▒▒▒▒▒▒▒▒▓▓▓▓▒▒▓▓▒▒
▓▓▓▓▒▒▒▒▒▒▒▒░░▒▒░░▒▒░░░░░░░░░░░░░░▒▒▒▒▒▒▒▒▒▒▒▒▒▒▒▒▒▒▒▒▓▓▓▓▓▓▒▒▒▒▓▓▓▓▓▓▓▓▓▓▓▓▓▓██████▓▓▓▓██▓▓██░░  ░░    ░░  ░░░░  ░░░░░░          ░░░░░░░░░░▒▒░░░░██████▓▓▓▓▓▓████████▓▓██████▓▓▓▓▓▓▓▓▓▓▓▓██▓▓▓▓▓▓▒▒▒▒▒▒▒▒▒▒▓▓▒▒▒▒▓▓
▓▓▓▓██▒▒▒▒░░▒▒▓▓▒▒▓▓░░░░░░░░░░▒▒▒▒▒▒▒▒▒▒▒▒▒▒▓▓▒▒▒▒▓▓▒▒▓▓▓▓▓▓▓▓▒▒▒▒▒▒▓▓▓▓▓▓▓▓▓▓▓▓████▓▓▓▓████▓▓░░            ░░░░░░░░▒▒▒▒░░░░░░░░░░░░░░░░░░░░░░    ▒▒▓▓██▓▓▒▒▓▓████████▓▓▓▓████▓▓▓▓▓▓▓▓▓▓▓▓▓▓▒▒▓▓▓▓▒▒▒▒▒▒▒▒▒▒▒▒▓▓▒▒▒▒
▓▓▒▒▓▓░░▒▒░░░░▓▓▒▒▒▒▒▒░░░░░░▒▒▒▒▒▒░░▒▒▒▒▒▒▒▒░░▒▒░░  ░░▒▒▓▓▓▓▓▓▓▓▒▒▒▒▒▒▒▒▒▒▒▒▒▒▓▓▓▓▓▓▓▓▓▓████▓▓▒▒░░░░    ░░░░░░▒▒▒▒░░▒▒░░░░░░                  ░░  ▒▒████▒▒▒▒▓▓████████████████▓▓▒▒▒▒▒▒▒▒▒▒▒▒▒▒▓▓▓▓▓▓▓▓▒▒▒▒▓▓▒▒▒▒▒▒▒▒
▒▒▒▒▒▒▓▓▒▒▒▒▒▒▓▓▒▒▓▓▒▒░░░░░░▒▒░░░░░░░░▒▒▒▒░░░░░░      ░░▒▒▓▓▓▓▓▓▓▓▓▓▓▓▒▒▒▒▒▒▒▒▒▒▓▓▓▓▓▓▓▓▓▓▓▓▓▓▓▓░░▒▒    ░░    ░░░░░░░░  ░░░░░░░░  ░░░░░░░░░░░░░░░░▓▓████▒▒▒▒▓▓██████████████▓▓▒▒▒▒▒▒▒▒▒▒▒▒▒▒▒▒▒▒▓▓▒▒▒▒▒▒▒▒▒▒▒▒▒▒▒▒▒▒
░░▒▒▓▓▓▓▒▒▓▓▓▓░░▒▒▒▒▒▒▒▒▒▒░░░░░░░░░░░░░░░░░░░░░░      ░░░░░░▒▒▓▓▓▓▒▒▓▓▓▓▒▒▒▒▒▒▓▓▒▒▓▓▒▒▓▓▓▓▓▓▓▓▓▓░░░░░░░░░░░░░░░░▒▒▒▒░░░░░░▒▒▒▒░░  ░░░░░░░░        ▒▒██▓▓▒▒▒▒▒▒████████████████▓▓▓▓▒▒░░▒▒▒▒▒▒▒▒▒▒▒▒▒▒▒▒▒▒▓▓▓▓▒▒▓▓▓▓▒▒
▒▒▒▒▒▒▒▒░░▓▓░░░░▒▒▒▒▒▒░░░░░░░░░░░░░░░░░░░░░░░░░░░░░░░░░░░░░░░░░░▒▒▓▓▒▒▓▓▒▒▓▓▓▓▓▓▓▓▒▒▓▓▓▓▓▓▓▓██▓▓░░░░░░░░▒▒▒▒▒▒▒▒░░░░░░░░░░▒▒▒▒░░░░░░░░░░    ░░░░░░▒▒████▒▒▒▒▒▒████████████▓▓▓▓▓▓▒▒░░░░░░▒▒▓▓▒▒▒▒▒▒▒▒▒▒▒▒▒▒▒▒▒▒▒▒▓▓▒▒
▓▓▒▒░░▒▒░░░░░░▒▒▒▒▒▒░░░░░░░░░░░░░░░░░░░░░░░░░░          ░░░░░░░░░░░░▒▒▒▒▒▒▒▒▓▓▓▓██▓▓▓▓▓▓▓▓▓▓▓▓▓▓▓▓▒▒        ░░░░░░░░░░░░░░▒▒▒▒░░▒▒░░▒▒▒▒░░░░░░░░░░▓▓████▒▒▒▒▒▒██████████████▒▒░░░░░░▒▒▒▒▒▒▒▒▓▓▒▒▒▒▒▒▒▒▒▒▒▒▒▒▒▒▒▒▓▓▒▒
▓▓▒▒▓▓▒▒░░▒▒▒▒▒▒▒▒▒▒░░░░░░░░░░░░░░░░░░░░  ░░              ░░░░░░░░░░░░░░░░░░▒▒▒▒▓▓▓▓▓▓▓▓▓▓██▓▓▓▓░░  ░░░░░░  ░░░░░░░░▒▒░░░░▒▒▒▒▒▒▒▒░░░░░░      ░░  ░░██▓▓░░░░▒▒██████████████▒▒░░░░▓▓▒▒▒▒▒▒▓▓▒▒▒▒▒▒▒▒▒▒▒▒▒▒▒▒▒▒░░▒▒▒▒
▒▒▓▓▓▓▓▓▒▒▓▓▒▒▒▒▒▒▒▒▒▒░░░░░░░░░░░░░░░░░░░░░░      ░░      ░░░░░░░░░░░░░░░░░░▒▒▒▒░░░░░░▒▒▓▓▓▓▓▓▒▒▒▒░░    ░░  ░░░░░░░░░░░░  ░░░░▒▒▒▒▒▒▒▒░░░░░░░░░░░░▒▒██▓▓░░░░▒▒████████████▓▓░░░░▒▒▓▓▓▓▓▓▓▓▓▓▓▓▒▒▒▒▒▒▒▒▒▒▒▒░░▒▒░░▒▒▒▒
▓▓▓▓▓▓▓▓▒▒▓▓▓▓▓▓▒▒▒▒▒▒░░░░░░░░░░░░░░▒▒░░░░░░  ░░  ░░░░░░░░░░▒▒░░░░░░░░░░░░▒▒▒▒▒▒▒▒▒▒▒▒▒▒▒▒▓▓▓▓▒▒░░    ░░▒▒░░░░░░░░░░▒▒░░▒▒▒▒▒▒▒▒▒▒▓▓▓▓▒▒▒▒░░░░░░░░▒▒██▓▓░░░░▒▒████████████▓▓▒▒▓▓▓▓▓▓▓▓▓▓▓▓▓▓▓▓▓▓▓▓▒▒░░▒▒▒▒░░▒▒░░▒▒▒▒
██▓▓▓▓▓▓▒▒▓▓▓▓▓▓▓▓▓▓▒▒▒▒▒▒▒▒▒▒▒▒▒▒▒▒▒▒░░▒▒▒▒░░░░░░    ░░░░      ▒▒░░░░░░░░░░▒▒▒▒▒▒▒▒▒▒▒▒▒▒▒▒▒▒▒▒▒▒░░░░░░░░░░░░░░░░░░▒▒░░▒▒▒▒▒▒░░░░▒▒░░▒▒░░    ░░  ░░▓▓▓▓░░░░▒▒██████████████████▓▓▓▓▓▓▓▓▓▓▓▓██▓▓▓▓░░░░▒▒▒▒▒▒▒▒▒▒▒▒▒▒
▓▓▓▓▓▓▓▓▒▒▓▓▓▓▓▓▓▓▓▓▓▓▒▒▒▒▒▒▒▒▒▒▒▒░░░░░░░░    ░░░░▒▒▒▒░░▒▒▒▒░░░░░░░░░░░░░░▒▒▒▒▒▒▒▒▒▒▒▒▒▒▒▒▒▒▒▒░░░░░░░░░░▒▒▒▒▒▒░░░░░░▒▒░░░░░░░░░░▒▒▒▒▒▒░░▒▒░░░░░░░░▒▒██▓▓░░░░▒▒██████████████▓▓▓▓▓▓▓▓▓▓▓▓▓▓▓▓▓▓██▓▓▒▒▒▒░░▒▒▒▒▒▒▒▒▒▒▒▒
▒▒▒▒▓▓▓▓▒▒▒▒▓▓▓▓▓▓▒▒▒▒▒▒▒▒▒▒▒▒▒▒▒▒▒▒░░░░              ░░░░▒▒▒▒▒▒░░░░░░░░░░░░▒▒▒▒▒▒▒▒▒▒▒▒▒▒▒▒▒▒▒▒░░░░░░░░░░░░░░░░░░░░░░▒▒▒▒▒▒▒▒▒▒▓▓▓▓▓▓░░▒▒░░░░░░░░░░░░░░░░░░▒▒████████████████▓▓▓▓▒▒▓▓▓▓▓▓▓▓████▓▓▓▓▒▒▒▒▒▒▒▒▒▒▓▓▒▒▒▒
▒▒▒▒▒▒▒▒░░▒▒▒▒▒▒▒▒▓▓▒▒▒▒▒▒▒▒▒▒▓▓▓▓░░░░                ░░░░░░░░░░░░░░░░░░░░░░░░▒▒▒▒▓▓▓▓▒▒▒▒▒▒▒▒░░░░░░░░░░░░░░░░░░░░░░░░░░▒▒▒▒▒▒░░░░░░░░░░▒▒▒▒░░░░░░░░░░░░░░▒▒░░▒▒██████████████▓▓▓▓▒▒▓▓▓▓▓▓▓▓▓▓██▓▓▒▒▒▒▒▒▒▒▒▒▓▓▓▓▓▓▓▓
▓▓▒▒▒▒▒▒░░▒▒▒▒▒▒▒▒▒▒▒▒▒▒▒▒▓▓▓▓▓▓▓▓░░░░░░░░        ░░░░░░░░░░░░░░░░░░░░░░░░░░░░▒▒▒▒▓▓▓▓▓▓▓▓▓▓▓▓▒▒▒▒░░░░░░░░░░░░░░░░░░░░▒▒▒▒▒▒▒▒░░▒▒▒▒▒▒▒▒▒▒░░░░░░░░░░░░░░░░░░▒▒░░░░░░▒▒▓▓██████████▒▒▓▓▓▓▓▓▓▓▓▓██▓▓▓▓▒▒▒▒▒▒▓▓▓▓▓▓▓▓▓▓
▓▓▓▓▒▒▒▒░░░░░░▒▒▒▒▒▒▒▒▒▒▒▒▓▓██▓▓▒▒▒▒▒▒▒▒░░      ░░░░▓▓▒▒░░░░░░░░░░░░░░░░░░░░░░░░▒▒▒▒▓▓▓▓▓▓▓▓▓▓▒▒▒▒▒▒▒▒░░░░░░░░░░░░░░▒▒▒▒▒▒▒▒▒▒▒▒▒▒▒▒▒▒▓▓▒▒▒▒▒▒░░░░░░░░░░░░░░▒▒▒▒░░░░░░░░░░████████▓▓▓▓▓▓▓▓▓▓██▓▓▓▓▓▓▓▓▒▒▓▓▓▓▓▓▓▓████
▓▓▓▓▒▒░░░░░░░░▒▒▒▒▓▓▓▓▓▓▓▓▓▓▒▒▒▒░░░░▒▒▒▒░░░░  ░░▒▒▒▒▓▓░░░░░░░░░░▒▒░░░░░░░░░░░░░░▒▒▓▓▓▓▓▓▓▓▓▓▓▓▒▒▒▒▒▒▒▒▒▒░░░░░░░░░░░░▒▒▒▒▒▒▒▒▒▒▒▒▒▒▒▒▒▒▒▒▓▓▒▒▒▒▒▒░░░░░░░░░░░░░░░░▒▒░░░░░░░░░░██████▓▓▒▒▓▓▓▓▓▓██▓▓▓▓▓▓▓▓▒▒▓▓▓▓▓▓▓▓████
▓▓▒▒▒▒▒▒░░░░░░▒▒▒▒▓▓▓▓▒▒▒▒▒▒▒▒░░░░▒▒░░▒▒▒▒░░  ░░▒▒██░░▒▒░░░░▒▒░░▒▒░░  ░░░░░░░░▒▒▒▒▓▓▓▓▓▓▓▓▓▓▓▓▓▓▓▓▒▒▒▒▒▒▒▒▒▒▒▒▒▒▒▒▒▒▒▒▒▒▒▒▒▒▒▒▒▒▒▒▒▒▒▒▒▒▒▒▒▒▒▒▒▒▒▒░░▒▒░░░░░░░░░░░░░░░░░░▒▒▒▒▒▒████▓▓▒▒▓▓▓▓▓▓▓▓▓▓▓▓▓▓▓▓▓▓▓▓▓▓▓▓▓▓██▓▓
▒▒▒▒▒▒░░░░▒▒▒▒▓▓▓▓▓▓▒▒▒▒▒▒░░░░░░░░░░░░░░░░░░░░░░  ░░  ░░░░░░▒▒░░░░▒▒  ░░░░░░░░░░░░▒▒▓▓▓▓▓▓▓▓▓▓▓▓▓▓▓▓▓▓▒▒▒▒▒▒▒▒▒▒▒▒▒▒▒▒▒▒▒▒▒▒▒▒▒▒▒▒▒▒▒▒▒▒▒▒▒▒▓▓▒▒░░▒▒▒▒░░░░░░░░░░░░░░░░░░▒▒▒▒▒▒▒▒██▓▓▓▓▓▓▓▓▓▓████▓▓▓▓▓▓▓▓▓▓▓▓▓▓██████
▓▓▒▒▒▒▒▒▒▒░░░░▒▒▒▒▒▒▒▒▒▒░░░░░░░░░░░░░░░░░░▒▒░░░░░░░░░░    ░░░░▒▒░░░░░░  ░░░░░░░░░░▒▒▓▓▓▓▓▓▓▓▓▓▓▓▓▓▓▓██▓▓▒▒▒▒▒▒▒▒▒▒▒▒▒▒▒▒▒▒▒▒▒▒▒▒▒▒░░▒▒░░▒▒▒▒▓▓▓▓▒▒▒▒▒▒░░░░░░░░░░░░░░░░░░▒▒▒▒▒▒▒▒▒▒▓▓▓▓▓▓▓▓▓▓▓▓▓▓▓▓▓▓▓▓▓▓▓▓▓▓▓▓██████
▓▓▓▓▒▒▒▒░░░░░░░░░░░░▒▒▒▒░░░░░░░░░░░░░░░░░░░░░░░░░░░░░░░░░░  ░░░░  ░░▒▒░░  ░░░░░░░░▒▒▓▓██▓▓▓▓▓▓▓▓▓▓▓▓██▓▓▓▓▒▒▒▒▒▒▒▒▒▒▒▒▒▒▒▒▒▒▒▒░░▒▒░░░░░░▒▒▒▒▒▒▓▓▓▓▒▒▒▒░░░░░░░░░░░░░░░░░░░░▒▒▒▒▒▒▒▒▒▒▒▒▓▓▓▓▓▓▓▓▓▓▓▓▓▓▓▓▓▓▓▓▓▓▓▓██████
▒▒▓▓▓▓▒▒░░░░░░░░▒▒▒▒▒▒▒▒░░░░░░░░░░░░░░▒▒▒▒░░░░░░░░░░░░░░░░░░░░░░░░░░▒▒░░░░░░░░░░░░▒▒▓▓██▓▓▓▓▓▓▓▓▓▓▓▓▓▓▓▓▓▓▓▓▒▒▒▒▒▒▒▒▒▒▒▒▒▒▒▒▒▒░░▒▒░░░░░░▒▒▒▒▓▓▒▒██▓▓▓▓▒▒░░░░░░░░░░░░░░░░▒▒▒▒▒▒▒▒▒▒▓▓▓▓▓▓▓▓▓▓▓▓▓▓▓▓▓▓▓▓▓▓▓▓▓▓████████
▓▓▓▓▒▒▒▒░░░░░░▒▒░░▒▒▒▒▒▒░░░░░░░░░░▒▒▓▓▒▒░░░░░░░░░░░░░░░░▒▒░░░░░░░░░░▒▒▒▒░░░░░░  ░░░░▒▒▒▒▒▒▓▓▒▒▓▓▓▓▓▓▓▓▓▓▓▓▓▓▓▓▒▒▒▒▒▒▒▒▒▒▒▒▒▒▒▒░░░░░░░░░░▒▒▒▒▒▒▒▒▓▓▓▓██▓▓▓▓▒▒▒▒░░▒▒░░░░▒▒▒▒▒▒▒▒▒▒▓▓▓▓▓▓▓▓▓▓▓▓▓▓▓▓▓▓▓▓▓▓▓▓▓▓▓▓████████
▒▒▒▒▒▒░░▒▒░░░░░░░░░░▒▒▒▒░░░░░░▒▒▒▒▓▓██▓▓░░░░░░░░░░░░▒▒░░░░▒▒▒▒▒▒░░░░░░░░░░░░░░░░░░░░░░▓▓▒▒▓▓▒▒▒▒▒▒▓▓▓▓▓▓▓▓▒▒░░▒▒▒▒▒▒▒▒▒▒▒▒▒▒░░░░▒▒░░░░░░░░▒▒▒▒▒▒▒▒▒▒▒▒██▓▓▒▒▒▒▒▒▒▒▒▒▒▒▒▒▒▒▒▒▒▒▒▒▒▒▓▓▓▓▓▓▓▓▓▓▓▓▓▓▓▓▓▓▓▓▓▓▓▓▓▓████████
▒▒▒▒░░▒▒▒▒░░▒▒░░░░░░▒▒▒▒░░░░░░░░▓▓▒▒░░░░░░▒▒░░░░░░▒▒▒▒░░░░▒▒▓▓▒▒▒▒░░░░▒▒░░░░░░░░░░░░░░▒▒▒▒▒▒▒▒▒▒▒▒▒▒░░        ░░▒▒▒▒░░▒▒▒▒░░░░░░▒▒░░░░░░░░▒▒▒▒▒▒▒▒░░░░░░▓▓▓▓▒▒▓▓▓▓▓▓▒▒▒▒▒▒▒▒▒▒▒▒▒▒▒▒▒▒▓▓▓▓▒▒▓▓▓▓▓▓▓▓▓▓▓▓▓▓▓▓████████
▓▓░░░░░░░░░░░░▒▒░░  ▒▒▓▓░░░░░░▒▒░░░░░░░░░░░░▒▒░░▒▒▒▒░░▒▒▓▓██▒▒░░▒▒░░░░▒▒▒▒▒▒░░░░  ░░▒▒▒▒░░░░  ░░░░░░  ░░░░░░░░░░    ░░░░░░░░░░░░░░░░░░░░░░▒▒▒▒░░░░░░░░░░▒▒▓▓▓▓▒▒▓▓▓▓▒▒▒▒▒▒▒▒▒▒▒▒▒▒▓▓▓▓▓▓▓▓▓▓▓▓▓▓▓▓▓▓▓▓▓▓▓▓▓▓████████
▒▒▒▒  ░░░░░░░░▒▒░░░░░░▒▒░░▒▒▒▒▒▒▒▒▒▒▒▒▒▒░░░░░░▒▒▒▒▒▒░░▓▓▓▓██▒▒░░░░░░░░▒▒▒▒▒▒░░░░  ░░▒▒░░      ░░░░░░░░░░▒▒░░░░░░░░░░░░▒▒░░░░░░░░░░░░░░░░▒▒▒▒░░░░░░░░░░░░▒▒▓▓▓▓▓▓▒▒▓▓▓▓▒▒▒▒▒▒▒▒▒▒▒▒▓▓▓▓▒▒▒▒▓▓▓▓▓▓▓▓▓▓▓▓▓▓▓▓██████████
  ░░    ░░░░░░░░  ░░░░░░░░░░░░▒▒▒▒▒▒▒▒▒▒▒▒░░░░░░▒▒▒▒████▓▓██░░░░░░░░░░▒▒▒▒▒▒▒▒░░░░░░▒▒░░        ░░░░░░░░░░░░░░░░░░░░░░░░░░░░░░░░░░░░░░░░▒▒▒▒░░░░░░░░░░▒▒▒▒▓▓████▓▓▓▓▓▓▒▒▒▒▓▓▒▒▒▒▒▒▒▒▒▒▒▒▒▒▒▒▓▓▓▓▓▓▓▓▓▓▓▓▓▓██████████
░░      ░░    ░░  ░░░░░░░░░░░░░░░░░░▒▒▓▓▒▒░░░░▒▒▒▒██▓▓▒▒▓▓██▒▒░░░░░░▒▒▒▒▒▒▒▒▓▓▒▒░░▒▒▒▒▒▒      ░░░░░░░░    ░░░░░░░░▒▒▒▒░░░░    ░░░░░░░░▒▒▒▒▒▒░░░░░░▒▒▒▒▒▒░░░░░░░░▒▒▓▓▓▓▓▓▓▓▒▒▓▓▒▒▒▒▒▒▒▒▒▒▒▒▒▒░░▓▓▓▓▓▓▓▓▓▓▓▓██████████
░░░░  ░░      ░░░░░░░░░░░░░░░░░░▒▒░░▒▒░░░░▒▒▒▒▒▒▒▒▒▒░░░░▒▒▒▒▓▓▒▒▒▒▓▓▒▒░░░░▓▓▓▓▒▒▓▓██▓▓▒▒░░░░  ░░░░░░░░░░░░░░░░░░░░▒▒▒▒▒▒░░░░░░░░░░░░▒▒▒▒▒▒▒▒▒▒░░▒▒░░░░░░░░░░░░░░░░▒▒▓▓▓▓██▓▓▓▓▓▓▒▒▒▒▒▒▒▒▒▒░░░░▒▒▒▒▓▓▓▓▓▓▓▓██████████
░░░░          ░░░░░░░░░░░░░░░░▒▒░░▒▒▒▒▒▒▒▒░░▒▒▒▒▒▒▒▒▒▒░░░░░░██▓▓▒▒░░░░░░░░▒▒▒▒▒▒▓▓██▓▓▓▓░░░░  ░░░░▒▒░░░░░░░░▒▒▒▒▒▒░░░░░░▒▒░░      ░░░░▒▒▒▒▒▒▒▒▒▒▒▒░░░░░░░░░░░░░░░░░░▒▒▒▒████████▓▓▓▓▒▒▒▒░░░░░░░░▒▒▓▓▓▓▓▓▓▓██▓▓██▓▓▒▒
░░░░              ░░░░░░░░░░░░░░░░░░▒▒▒▒▓▓▓▓▒▒▒▒░░▒▒░░░░░░▒▒▓▓▒▒░░░░░░░░▒▒▒▒▓▓▓▓▓▓▓▓██▓▓▓▓░░░░  ░░▒▒░░░░░░░░░░░░░░▒▒▓▓▒▒░░░░      ░░░░▒▒▒▒▒▒▓▓▓▓▒▒▒▒▒▒▒▒▒▒▒▒░░░░░░░░░░▒▒▓▓████▒▒▒▒▒▒░░░░░░░░░░░░░░▓▓▓▓▓▓██████████▒▒
░░░░          ░░  ░░░░░░░░░░░░░░░░▒▒▒▒▒▒▒▒▒▒▓▓▒▒░░░░░░░░░░▒▒░░░░░░░░░░░░▒▒▒▒▓▓▓▓▓▓████████████▓▓▓▓▒▒▒▒░░░░░░░░▒▒░░░░▒▒▒▒░░░░  ░░░░░░░░░░▒▒██▓▓▓▓▓▓▒▒▒▒▒▒▒▒▒▒▒▒░░░░░░░░░░░░▒▒██▒▒░░░░░░░░░░░░░░░░░░▓▓▓▓▓▓▓▓▓▓      ░░
░░            ░░  ░░░░░░  ░░░░░░░░░░▒▒▓▓▓▓▒▒▓▓▓▓▒▒▒▒▒▒░░▓▓░░░░░░▒▒░░░░▒▒▓▓▒▒▓▓▓▓██████████████▓▓▓▓▓▓▓▓▓▓░░    ░░░░▒▒░░▒▒░░░░░░░░░░░░░░░░▒▒██████▓▓▓▓▒▒▒▒▒▒▒▒▒▒▒▒▒▒▒▒░░░░░░  ░░      ░░░░░░░░░░░░░░▓▓▓▓▓▓██  ▒▒▒▒░░░░
░░          ░░░░░░░░░░░░░░░░░░░░░░░░░░▒▒░░▒▒▒▒▒▒▓▓▓▓▓▓██▓▓░░░░░░▒▒▒▒▓▓▒▒▓▓▓▓▓▓▓▓▓▓██████████████▓▓████████░░░░░░▒▒▒▒▒▒▒▒▒▒░░  ░░▒▒▒▒░░░░▒▒▒▒████████▓▓▓▓▓▓▓▓▒▒▒▒▒▒░░░░░░░░░░      ░░░░        ░░▒▒▓▓▓▓▓▓██▓▓██▒▒  ▒▒
  ░░░░░░░░░░░░░░░░░░░░░░░░▒▒░░░░░░░░░░░░░░░░▒▒▒▒▒▒▒▒▒▒▓▓▓▓░░▒▒▒▒▒▒▓▓██▓▓██▓▓▓▓▓▓██████████████████████████▓▓▓▓▒▒▒▒▒▒▓▓▒▒▓▓░░▒▒▒▒▒▒▓▓░░░░░░░░▒▒████████▓▓▓▓▓▓▓▓▓▓▒▒▒▒▒▒░░░░░░    ░░░░        ░░    ▒▒▒▒▓▓██████▓▓░░▓▓
  ░░░░░░░░░░░░░░░░░░░░░░░░░░░░░░░░░░░░░░░░░░░░░░░░▒▒▒▒▒▒▒▒▒▒▓▓▒▒▓▓▓▓▓▓▓▓▓▓▓▓▓▓▓▓▓▓▓▓████████████████▓▓████▓▓▓▓██▓▓▓▓▒▒████░░░░▓▓▓▓▓▓▒▒▒▒░░░░░░▒▒██████████████▓▓▓▓▓▓▓▓▒▒▒▒░░  ░░░░░░      ░░░░░░░░░░▒▒▒▒▒▒▓▓██▒▒▒▒██
░░░░░░░░░░░░░░░░░░░░░░░░░░░░░░░░░░░░░░░░░░░░░░░░░░░░░░▒▒▒▒▒▒▒▒▒▒▒▒▒▒▒▒▒▒▒▒▒▒▒▒▒▒▓▓▓▓▓▓▓▓▓▓▓▓▓▓▓▓▓▓▓▓▓▓▓▓▓▓▓▓▓▓▓▓▓▓████████▓▓░░▓▓▓▓▓▓▒▒▒▒▒▒░░    ░░▓▓██████████████████████▒▒▒▒░░░░░░    ░░░░░░░░▒▒░░▒▒▒▒▒▒▒▒▒▒▒▒▓▓██
░░░░░░░░░░░░░░░░░░░░░░░░░░░░░░░░░░░░░░░░░░▒▒░░▒▒▒▒▒▒▒▒▒▒▒▒▒▒▒▒▒▒▒▒▒▒▒▒▒▒▒▒▒▒▒▒▒▒▒▒▒▒▒▒▒▒▒▒▒▒▓▓▒▒▒▒▓▓▓▓▓▓▓▓▓▓▓▓▓▓▓▓██████████▓▓▒▒▓▓▓▓▒▒▒▒▒▒░░░░░░    ▒▒▓▓▒▒▒▒▒▒▒▒░░░░░░░░░░▒▒▓▓▓▓▒▒░░    ░░▒▒░░  ░░░░▒▒▓▓▓▓▒▒▒▒▒▒▒▒▒▒
░░░░░░░░░░░░░░░░░░░░▒▒░░░░░░░░▒▒░░▒▒▒▒▒▒▒▒▒▒▒▒▒▒▒▒▒▒▒▒▒▒▒▒▒▒▒▒▒▒▒▒▒▒▒▒▒▒▒▒▒▒▒▒▒▒▒▒▒▒▒▒▒▒▒▒▒▒▒▒░░▒▒▒▒▒▒░░▒▒▒▒▓▓▓▓▓▓██████████████▓▓▓▓▒▒▒▒▒▒▒▒░░░░░░░░░░░░▒▒▒▒▓▓▓▓▓▓▓▓▓▓▓▓▓▓▓▓▓▓▓▓██▒▒    ░░▒▒▓▓░░▒▒▒▒▒▒▒▒▒▒▒▒▒▒▒▒▓▓▒▒
░░░░░░░░░░░░░░░░░░░░░░░░░░░░▒▒▒▒▒▒▒▒▒▒▒▒▒▒▒▒▒▒▒▒▒▒▒▒▒▒▒▒▒▒▒▒▒▒▒▒▒▒▒▒▒▒▒▒▒▒▒▒▒▒▒▒▒▒▒▒▒▒▒▒░░░░░░░░░░▒▒▒▒░░▒▒░░░░▒▒░░▒▒▒▒▓▓▓▓████▓▓▓▓▒▒░░▒▒▒▒▒▒▒▒░░░░▒▒░░░░░░▒▒▒▒▓▓▒▒▒▒▓▓▓▓▓▓▒▒▓▓▓▓▓▓██▓▓  ░░░░░░░░░░▓▓▒▒▓▓▓▓▒▒▓▓▓▓▓▓▒▒
░░░░░░░░░░░░░░░░░░░░▒▒░░░░▒▒▒▒▒▒▒▒▒▒▒▒▒▒▒▒▒▒▒▒▒▒▒▒▒▒▒▒▒▒▒▒▒▒▒▒▒▒▒▒▒▒▒▒▒▒▒▒▒▒▒▒▒▒▒▒▒▒▒▒░░▒▒▒▒▒▒▒▒▒▒▒▒▒▒▒▒▒▒▒▒▒▒▒▒▒▒▒▒░░▒▒▒▒▒▒▒▒▓▓▓▓▒▒▒▒▒▒░░▒▒▒▒▒▒░░▒▒░░░░░░░░░░▒▒▒▒▒▒▒▒▒▒▒▒▒▒▒▒▒▒░░▒▒▓▓░░░░░░▒▒▒▒▒▒▒▒▒▒▒▒▒▒▒▒▒▒▓▓▓▓▓▓
░░░░░░░░░░░░░░░░░░▒▒▒▒▒▒▒▒▒▒▒▒▒▒▒▒▒▒▒▒▒▒▒▒▒▒▒▒▒▒▒▒▒▒▒▒▒▒▒▒▒▒▒▒▒▒▒▒▒▒▒▒▒▒▒▒▒▒▒▒▒▒▒▒▒▒▒▒▒▒▒▒▒▒▒▒▒▒▒▒▒▒▒▒▒▒▒▒▒▒▒▒▒▒▒▒▒▒▒▒▒▒▒▒▒▒▒▒▒▒▒▒▓▓▒▒░░░░░░░░▒▒▒▒▒▒▒▒▒▒░░░░░░░░░░░░░░░░░░░░░░░░░░▒▒▒▒▒▒░░░░░░░░▓▓▒▒▒▒▒▒▒▒▒▒▒▒▒▒▒▒▒▒
░░░░░░░░░░░░░░░░░░▒▒▒▒▒▒▒▒▒▒▒▒▒▒▒▒▒▒▒▒▒▒▒▒▒▒▒▒▒▒▒▒▒▒▒▒▒▒▒▒▒▒▒▒▒▒▒▒▒▒▒▒▒▒▒▒▒▒▒▒▒▒▒▒▒▒▒▒▒▒▒▒▒▒▒▒▒▒▒▒▒▒▒▒▒▒▒▒▒▒▒▒▒▒▒▒▒▒▒▒▒▒▒▒▒▒▒▒▒▒▒▒▒▒▓▓▓▓░░░░▒▒▒▒▒▒▒▒▒▒▒▒▒▒░░░░░░░░░░░░▒▒░░░░░░░░░░░░░░░░░░▒▒▒▒▒▒▒▒▒▒▒▒▒▒▒▒
copy to clipboard 👍 upvote 👎 downvote
fill: spaces toggle palette ▓→✊🏽